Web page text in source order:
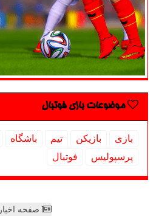
موضوعات بازی فوتبال
بازی بازیكن تیم باشگاه
پرسپولیس
فوتبال
صفحه اخبار